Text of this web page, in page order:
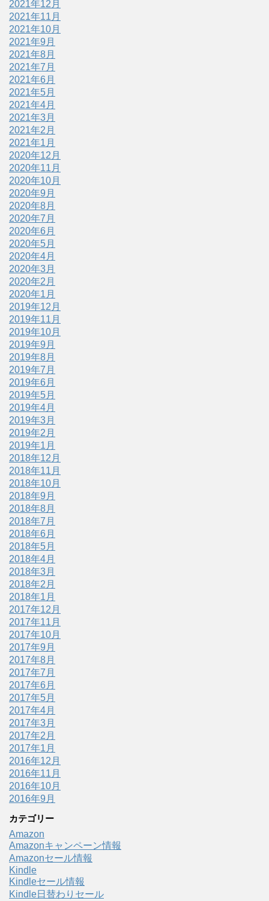
2021年12月
2021年11月
2021年10月
2021年9月
2021年8月
2021年7月
2021年6月
2021年5月
2021年4月
2021年3月
2021年2月
2021年1月
2020年12月
2020年11月
2020年10月
2020年9月
2020年8月
2020年7月
2020年6月
2020年5月
2020年4月
2020年3月
2020年2月
2020年1月
2019年12月
2019年11月
2019年10月
2019年9月
2019年8月
2019年7月
2019年6月
2019年5月
2019年4月
2019年3月
2019年2月
2019年1月
2018年12月
2018年11月
2018年10月
2018年9月
2018年8月
2018年7月
2018年6月
2018年5月
2018年4月
2018年3月
2018年2月
2018年1月
2017年12月
2017年11月
2017年10月
2017年9月
2017年8月
2017年7月
2017年6月
2017年5月
2017年4月
2017年3月
2017年2月
2017年1月
2016年12月
2016年11月
2016年10月
2016年9月
カテゴリー
Amazon
Amazonキャンペーン情報
Amazonセール情報
Kindle
Kindleセール情報
Kindle日替わりセール